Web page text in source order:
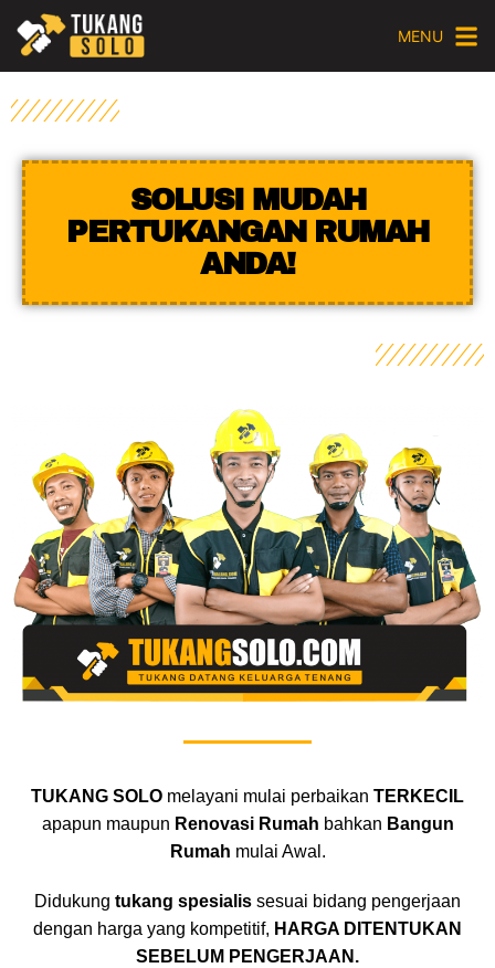
MENU
SOLUSI MUDAH
PERTUKANGAN RUMAH
ANDA!
TUKANG SOLO melayani mulai perbaikan TERKECIL
apapun maupun Renovasi Rumah bahkan Bangun
Rumah mulai Awal.
Didukung tukang spesialis sesuai bidang pengerjaan
dengan harga yang kompetitif, HARGA DITENTUKAN
SEBELUM PENGERJAAN.